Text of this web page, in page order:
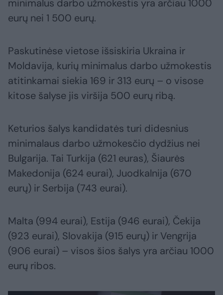
minimalus darbo užmokestis yra arčiau 1000
eurų nei 1 500 eurų.
Paskutinėse vietose išsiskiria Ukraina ir
Moldavija, kurių minimalus darbo užmokestis
atitinkamai siekia 169 ir 313 eurų – o visose
kitose šalyse jis viršija 500 eurų ribą.
Keturios šalys kandidatės turi didesnius
minimalaus darbo užmokesčio dydžius nei
Bulgarija. Tai Turkija (621 euras), Šiaurės
Makedonija (624 eurai), Juodkalnija (670
eurų) ir Serbija (743 eurai).
Malta (994 eurai), Estija (946 eurai), Čekija
(923 eurai), Slovakija (915 eurų) ir Vengrija
(906 eurai) – visos šios šalys yra arčiau 1000
eurų ribos.